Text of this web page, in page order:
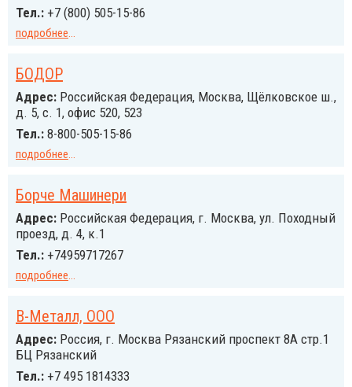
Тел.: +7 (800) 505-15-86
подробнее...
БОДОР
Адрес: Российcкая Федерация, Москва, Щёлковское ш.,
д. 5, с. 1, офис 520, 523
Тел.: 8-800-505-15-86
подробнее...
Борче Машинери
Адрес: Российcкая Федерация, г. Москва, ул. Походный
проезд, д. 4, к.1
Тел.: +74959717267
подробнее...
В-Металл, ООО
Адрес: Россия, г. Москва Рязанский проспект 8А стр.1
БЦ Рязанский
Тел.: +7 495 1814333